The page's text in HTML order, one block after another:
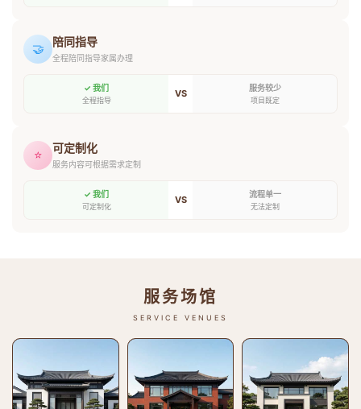
🤝 陪同指导
全程陪同指导家属办理
✓ 我们
全程指导
VS 服务较少
项目既定
⭐ 可定制化
服务内容可根据需求定制
✓ 我们
可定制化
VS 流程单一
无法定制
服务场馆
SERVICE VENUES